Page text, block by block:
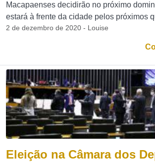
Macapaenses decidirão no próximo
estará à frente da cidade pelos próximos
2 de dezembro de 2020 - Louise
Eleição na Câmara dos